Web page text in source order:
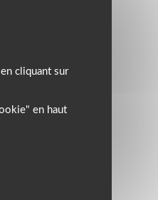
cliquant sur
en haut